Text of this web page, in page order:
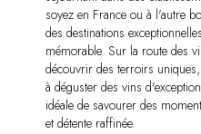
soyez en France ou à l'autre
des destinations
mémorable. Sur la route des
découvrir des terroirs
à déguster des vins
idéale de savourer des
et détente raffinée.